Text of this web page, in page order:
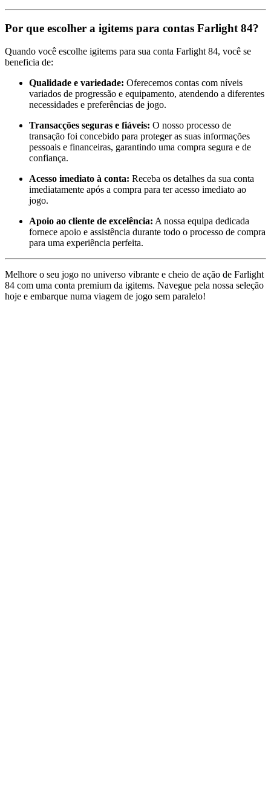
Por que escolher a igitems para contas Farlight 84?
Quando você escolhe igitems para sua conta Farlight 84, você se
beneficia de:
Qualidade e variedade: Oferecemos contas com níveis
variados de progressão e equipamento, atendendo a diferentes
necessidades e preferências de jogo.
Transacções seguras e fiáveis: O nosso processo de
transação foi concebido para proteger as suas informações
pessoais e financeiras, garantindo uma compra segura e de
confiança.
Acesso imediato à conta: Receba os detalhes da sua conta
imediatamente após a compra para ter acesso imediato ao
jogo.
Apoio ao cliente de excelência: A nossa equipa dedicada
fornece apoio e assistência durante todo o processo de compra
para uma experiência perfeita.
Melhore o seu jogo no universo vibrante e cheio de ação de Farlight
84 com uma conta premium da igitems. Navegue pela nossa seleção
hoje e embarque numa viagem de jogo sem paralelo!